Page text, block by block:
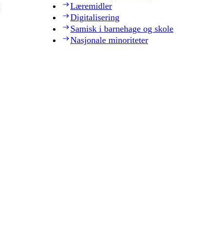
Læremidler
Digitalisering
Samisk i barnehage og skole
Nasjonale minoriteter